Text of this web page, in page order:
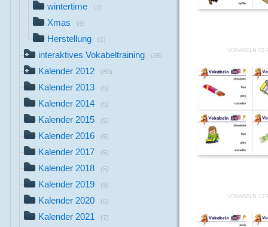
wintertime (7)
Xmas (9)
Herstellung (1)
interaktives Vokabeltraining (85)
Kalender 2012 (83)
Kalender 2013 (5)
Kalender 2014 (5)
Kalender 2015 (5)
Kalender 2016 (5)
Kalender 2017 (5)
Kalender 2018 (5)
Kalender 2019 (9)
Kalender 2020 (6)
Kalender 2021 (7)
VOKABELN
VOKABELN